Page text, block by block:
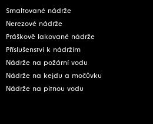
Smaltované nádrže
Nerezové nádrže
Práškově lakované nádrže
Příslušenství k nádržím
Nádrže na požární vodu
Nádrže na kejdu a močůvku
Nádrže na pitnou vodu